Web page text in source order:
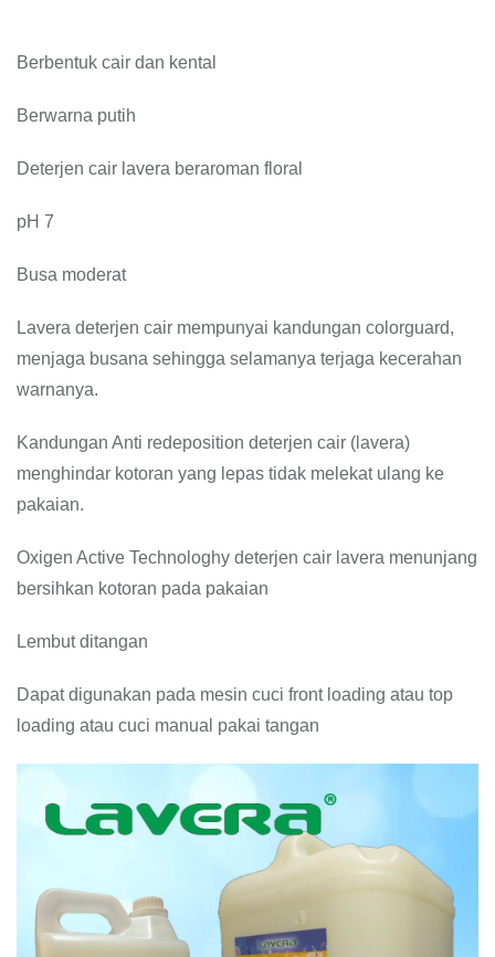
Berbentuk cair dan kental
Berwarna putih
Deterjen cair lavera beraroman floral
pH 7
Busa moderat
Lavera deterjen cair mempunyai kandungan colorguard,
menjaga busana sehingga selamanya terjaga kecerahan
warnanya.
Kandungan Anti redeposition deterjen cair (lavera)
menghindar kotoran yang lepas tidak melekat ulang ke
pakaian.
Oxigen Active Technologhy deterjen cair lavera menunjang
bersihkan kotoran pada pakaian
Lembut ditangan
Dapat digunakan pada mesin cuci front loading atau top
loading atau cuci manual pakai tangan